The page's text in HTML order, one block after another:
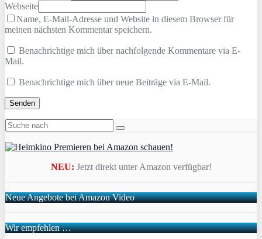
Webseite
Name, E-Mail-Adresse und Website in diesem Browser für
meinen nächsten Kommentar speichern.
Benachrichtige mich über nachfolgende Kommentare via E-
Mail.
Benachrichtige mich über neue Beiträge via E-Mail.
NEU: Jetzt direkt unter Amazon verfügbar!
Neue Angebote bei Amazon Video
Wir empfehlen …